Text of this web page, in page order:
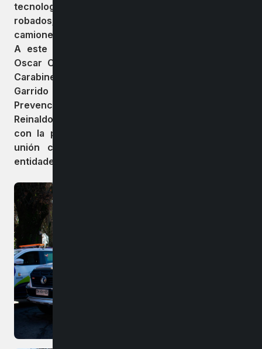
tecnología; Software para detectar vehículos
robados; sistema de comunicación radial y tres
camionetas 4×4 para el patrullaje en todo Bulnes.
A este importante acotó asistió el Gobernador
Oscar Crisóstomo; la General Jefe de Zona de
Carabineros, María Teresa Araya; Margarita
Garrido por parte de la Subsecretaria de
Prevención del Delito; los concejales Mireya Lorca,
Reinaldo Castro, entre otras autoridades. Junto
con la presencia de la cámara de comercio, la
unión comunal de juntas de vecinos y otras
entidades vivas de la comuna.